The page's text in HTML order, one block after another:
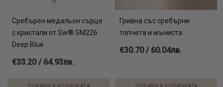
Сребърен медальон сърце
с кристали от Sw® SM226
Deep Blue
€33.20 / 64.93лв.
Гривна със сребърни
топчета и мъниста
€30.70 / 60.04лв.